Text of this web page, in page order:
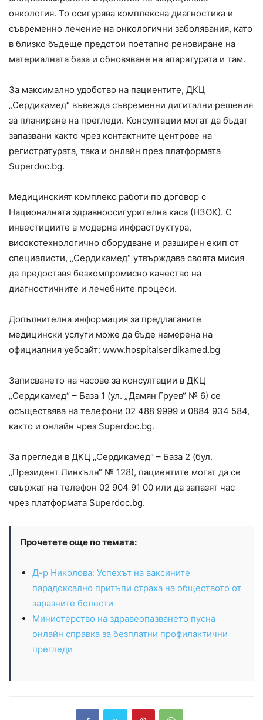
онкология. То осигурява комплексна диагностика и
съвременно лечение на онкологични заболявания, като
в близко бъдеще предстои поетапно реновиране на
материалната база и обновяване на апаратурата и там.
За максимално удобство на пациентите, ДКЦ
„Сердикамед“ въвежда съвременни дигитални решения
за планиране на прегледи. Консултации могат да бъдат
запазвани както чрез контактните центрове на
регистратурата, така и онлайн през платформата
Superdoc.bg.
Медицинският комплекс работи по договор с
Националната здравноосигурителна каса (НЗОК). С
инвестициите в модерна инфраструктура,
високотехнологично оборудване и разширен екип от
специалисти, „Сердикамед“ утвърждава своята мисия
да предоставя безкомпромисно качество на
диагностичните и лечебните процеси.
Допълнителна информация за предлаганите
медицински услуги може да бъде намерена на
официалния уебсайт: www.hospitalserdikamed.bg
Записването на часове за консултации в ДКЦ
„Сердикамед“ – База 1 (ул. „Дамян Груев“ № 6) се
осъществява на телефони 02 488 9999 и 0884 934 584,
както и онлайн чрез Superdoc.bg.
За прегледи в ДКЦ „Сердикамед“ – База 2 (бул.
„Президент Линкълн“ № 128), пациентите могат да се
свържат на телефон 02 904 91 00 или да запазят час
чрез платформата Superdoc.bg.
Прочетете още по темата:
Д-р Николова: Успехът на ваксините
парадоксално притъпи страха на обществото от
заразните болести
Министерство на здравеопазването пусна
онлайн справка за безплатни профилактични
прегледи